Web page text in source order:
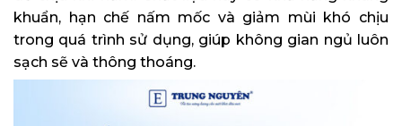
khuẩn, hạn chế nấm mốc và giảm mùi khó chịu
trong quá trình sử dụng, giúp không gian ngủ luôn
sạch sẽ và thông thoáng.